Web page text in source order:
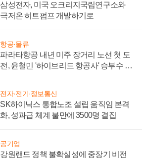
삼성전자, 미국 오크리지국립연구소와
극저온 히트펌프 개발하기로
항공·물류
파라타항공 내년 미주 장거리 노선 첫 도
전, 윤철민 '하이브리드 항공사' 승부수 통
전자·전기·정보통신
SK하이닉스 통합노조 설립 움직임 본격
화, 성과급 체계 불만에 3500명 결집
공기업
강원랜드 정책 불확실성에 중장기 비전